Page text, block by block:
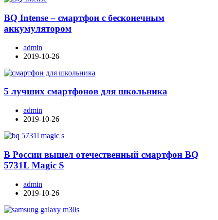
BQ Intense – смартфон с бесконечным
аккумулятором
admin
2019-10-26
5 лучших смартфонов для школьника
admin
2019-10-26
В России вышел отечественный смартфон BQ
5731L Magic S
admin
2019-10-26